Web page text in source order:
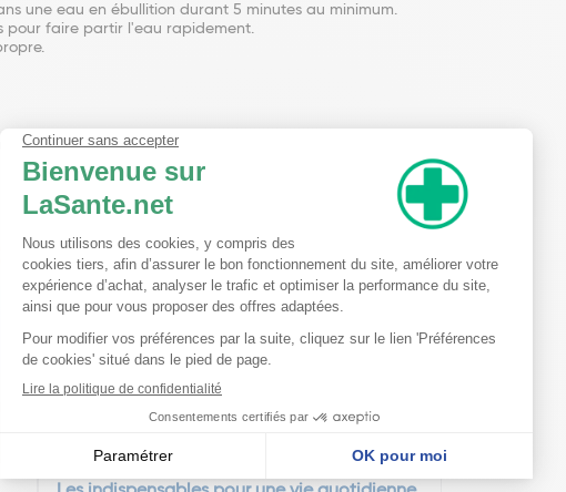
une eau en ébullition durant 5 minutes au minimum.
pour faire partir l'eau rapidement.
un masque buccal pour enfant à partir de 1 an.